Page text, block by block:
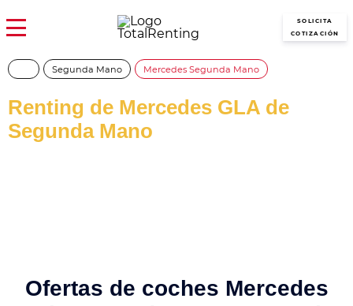
SOLICITA
COTIZACIÓN
Renting de Mercedes GLA de
Segunda Mano
Segunda Mano Mercedes Segunda Mano
Ofertas de coches Mercedes